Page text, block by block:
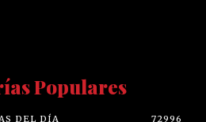
Populares
DEL DÍA 72996